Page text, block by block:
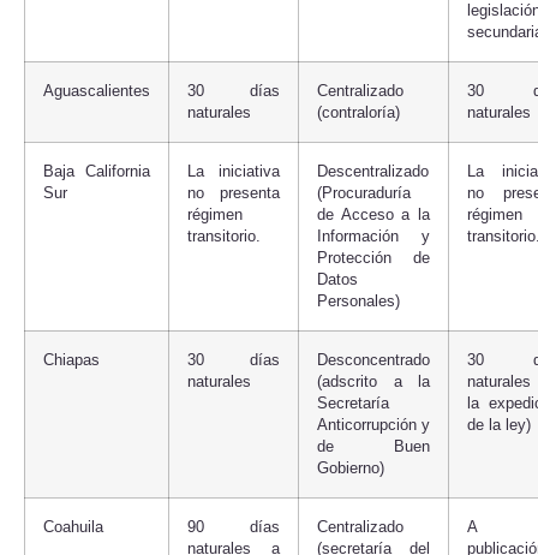
Aguascalientes
30 días
naturales
Centralizado
(contraloría)
30
naturales
Baja California
Sur
La iniciativa
no presenta
régimen
transitorio.
Descentralizado
(Procuraduría
de Acceso a la
Información y
Protección de
Datos
Personales)
La
no
régimen
Chiapas
30 días
naturales
Desconcentrado
(adscrito a la
Secretaría
Anticorrupción y
de Buen
Gobierno)
30
la
de la ley)
Coahuila
90 días
naturales a
Centralizado
(secretaría del
A